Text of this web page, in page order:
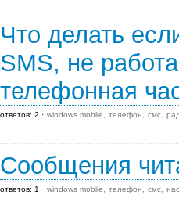
Что делать
SMS, не
телефонная
ответов: 2 windows mobile телефон смс
Сообщения
ответов: 1 windows mobile телефон смс